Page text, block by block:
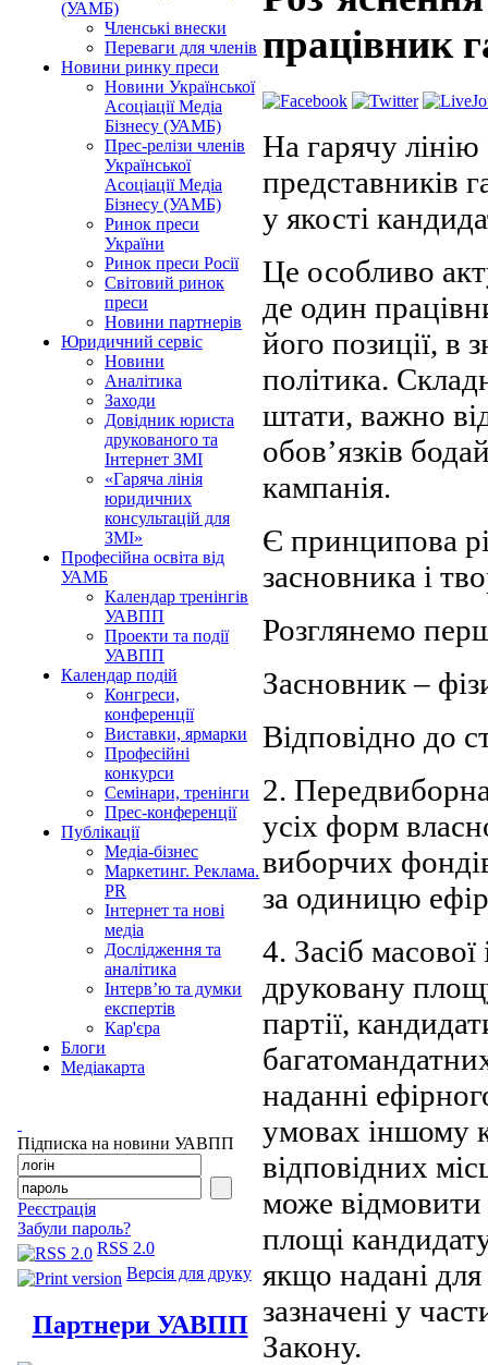
(УАМБ)
Членські внески
Переваги для членів
Новини ринку преси
Новини Української
Асоціації Медіа
Бізнесу (УАМБ)
Прес-релізи членів
Української
Асоціації Медіа
Бізнесу (УАМБ)
Ринок преси
України
Ринок преси Росії
Світовий ринок
преси
Новини партнерів
Юридичний сервіс
Новини
Аналітика
Заходи
Довідник юриста
друкованого та
Інтернет ЗМІ
«Гаряча лінія
юридичних
консультацій для
ЗМІ»
Професійна освіта від
УАМБ
Календар тренінгів
УАВПП
Проекти та події
УАВПП
Календар подій
Конгреси,
конференції
Виставки, ярмарки
Професійні
конкурси
Семінари, тренінги
Прес-конференції
Публікації
Медіа-бізнес
Маркетинг. Реклама.
PR
Інтернет та нові
медіа
Дослідження та
аналітика
Інтерв’ю та думки
експертів
Кар'єра
Блоги
Медіакарта
Підписка на новини УАВПП
Реєстрація
Забули пароль?
RSS 2.0
Версія для друку
Партнери УАВПП
працівник
На гарячу
представників
у якості
Це особливо
де один
його позиції, в
політика.
штати, важно
обов’язків
кампанія.
Є принципова
засновника і
Розглянемо
Засновник ‒
Відповідно до
2. Передвиборна
усіх форм
виборчих
за одиницю
4. Засіб
друковану
партії,
наданні
умовах іншому
відповідних
може відмовити
площі
якщо надані
зазначені у
Закону.